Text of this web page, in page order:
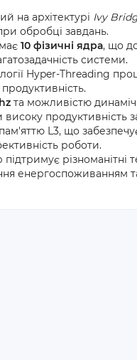
на архітектурі Ivy
обробці завдань.
10 фізичні ядра, що
системи.
Hyper-Threading
та можливістю
продуктивність
L3, що
роботи.
різноманітні
енергоспоживанням